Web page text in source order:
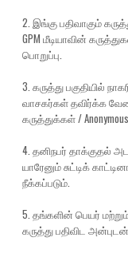
2. இங்கு பதிவாகும்
GPM மீடியாவின்
பொறுப்பு.
3. கருத்து பகுதியில்
வாசகர்கள் தவிர்க்க
கருத்துக்கள் /
4. தனிநபர் தாக்குதல்
யாரேனும் சுட்டிக்
நீக்கப்படும்.
5. தங்களின் பெயர்
கருத்து பதிவிட